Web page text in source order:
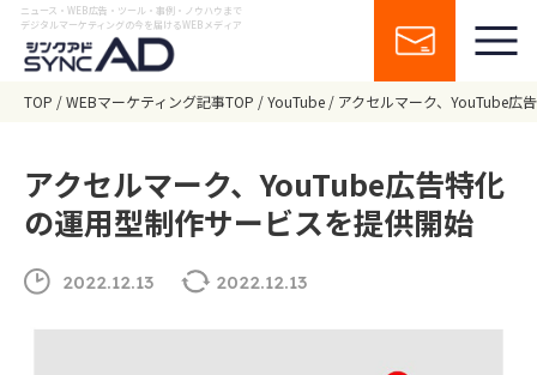
ニュース・WEB広告・ツール・事例・ノウハウまで
デジタルマーケティングの今を届けるWEBメディア
TOP WEBマーケティング記事TOP YouTube アクセルマーク、YouTube広
アクセルマーク、YouTube広告特化
の運用型制作サービスを提供開始
2022.12.13 2022.12.13